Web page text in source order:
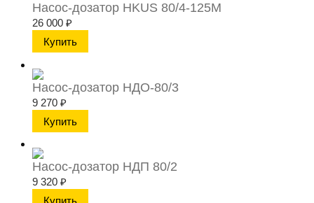
Насос-дозатор HKUS 80/4-125M
26 000 ₽
Насос-дозатор НДО-80/3
9 270 ₽
Насос-дозатор НДП 80/2
9 320 ₽